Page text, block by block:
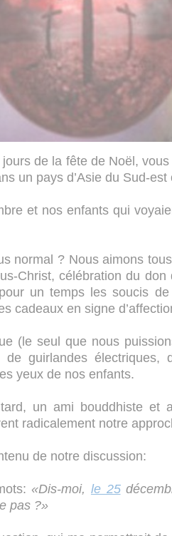
de la fête de Noël,
un pays d’Asie du Sud-
et nos enfants qui
normal ? Nous aimons
Christ, célébration du don
pour un temps les soucis
cadeaux en signe
(le seul que nous
de guirlandes
yeux de nos enfants.
un ami bouddhiste et
radicalement notre
de notre discussion:
«Dis-moi, le 25
pas ?»